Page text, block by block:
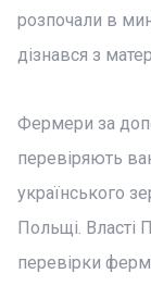
розпочали в
дізнався з
Фермери за
перевіряють
українського
Польщі. Власті
перевірки